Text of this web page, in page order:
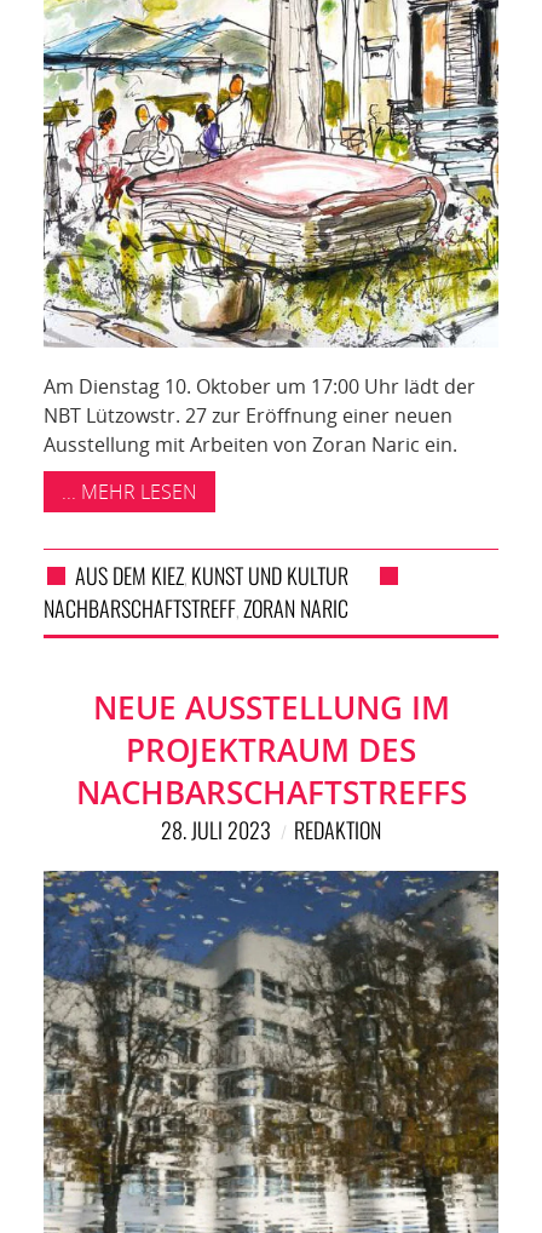
Am Dienstag 10. Oktober um 17:00 Uhr lädt der
NBT Lützowstr. 27 zur Eröffnung einer neuen
Ausstellung mit Arbeiten von Zoran Naric ein.
... MEHR LESEN
AUS DEM KIEZ, KUNST UND KULTUR
NACHBARSCHAFTSTREFF,ZORAN NARIC
NEUE AUSSTELLUNG IM
PROJEKTRAUM DES
NACHBARSCHAFTSTREFFS
28. JULI 2023 REDAKTION